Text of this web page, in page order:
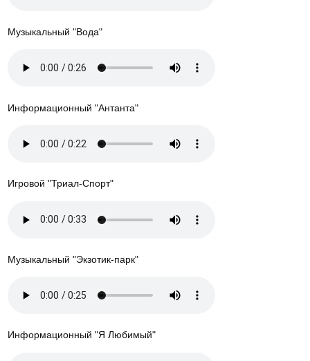
Музыкальный "Вода"
Информационный "Антанта"
Игровой "Триал-Спорт"
Музыкальный "Экзотик-парк"
Информационный "Я Любимый"